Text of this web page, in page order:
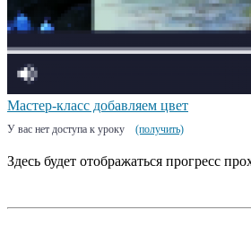
Мастер-класс добавляем цвет
У вас нет доступа к уроку (получить)
Здесь будет отображаться прогресс